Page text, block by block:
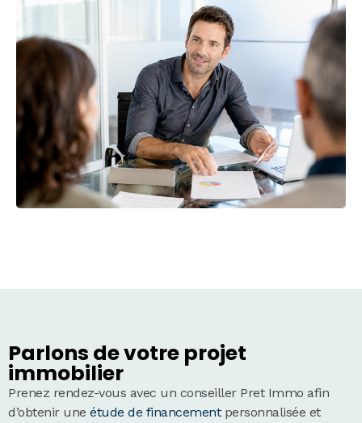
Parlons de votre projet
immobilier
Prenez rendez-vous avec un conseiller Pret Immo afin
d’obtenir une étude de financementpersonnalisée et